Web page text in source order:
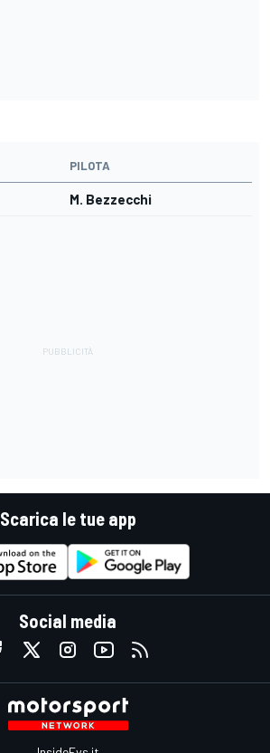
PILOTA
M. Bezzecchi
Scarica le tue app
Social media